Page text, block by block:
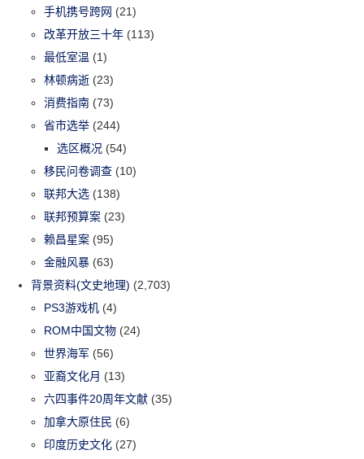
手机携号跨网 (21)
改革开放三十年 (113)
最低室温 (1)
林顿病逝 (23)
消费指南 (73)
省市选举 (244)
选区概况 (54)
移民问卷调查 (10)
联邦大选 (138)
联邦预算案 (23)
赖昌星案 (95)
金融风暴 (63)
背景资料(文史地理) (2,703)
PS3游戏机 (4)
ROM中国文物 (24)
世界海军 (56)
亚裔文化月 (13)
六四事件20周年文献 (35)
加拿大原住民 (6)
印度历史文化 (27)